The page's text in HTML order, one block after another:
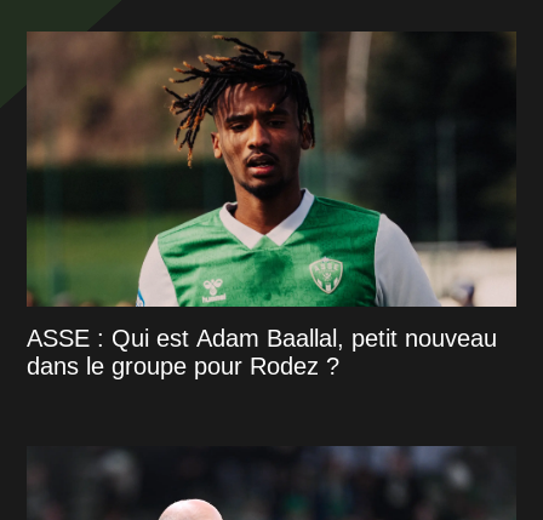
ASSE : Qui est Adam Baallal, petit nouveau
dans le groupe pour Rodez ?